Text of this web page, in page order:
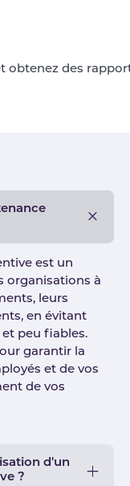
obtenez des
est un
organisations à
leurs
en évitant
peu fiables.
garantir la
et de vos
de vos
d'un
?